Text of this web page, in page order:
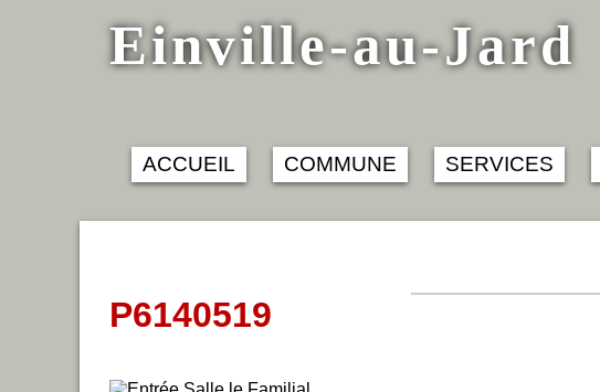
Einville-au-Jard
ACCUEIL COMMUNE SERVICES
P6140519